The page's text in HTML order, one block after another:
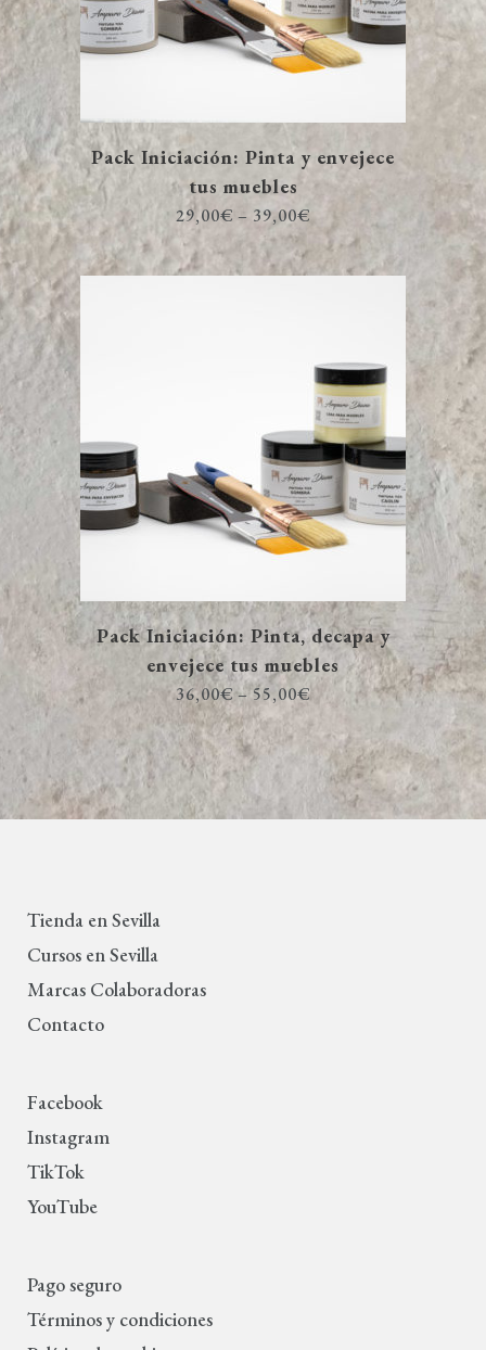
Pack Iniciación: Pinta y envejece
tus muebles
29,00€ – 39,00€
Pack Iniciación: Pinta, decapa y
envejece tus muebles
36,00€–55,00€
Tienda en Sevilla
Cursos en Sevilla
Marcas Colaboradoras
Contacto
Facebook
Instagram
TikTok
YouTube
Pago seguro
Términos y condiciones